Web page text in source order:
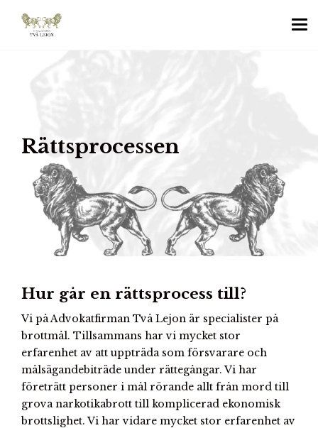
Rättsprocessen
Hur går en rättsprocess till?
Vi på Advokatfirman Två Lejon är specialister på
brottmål. Tillsammans har vi mycket stor
erfarenhet av att uppträda som försvarare och
målsägandebiträde under rättegångar. Vi har
företrätt personer i mål rörande allt från mord till
grova narkotikabrott till komplicerad ekonomisk
brottslighet. Vi har vidare mycket stor erfarenhet av